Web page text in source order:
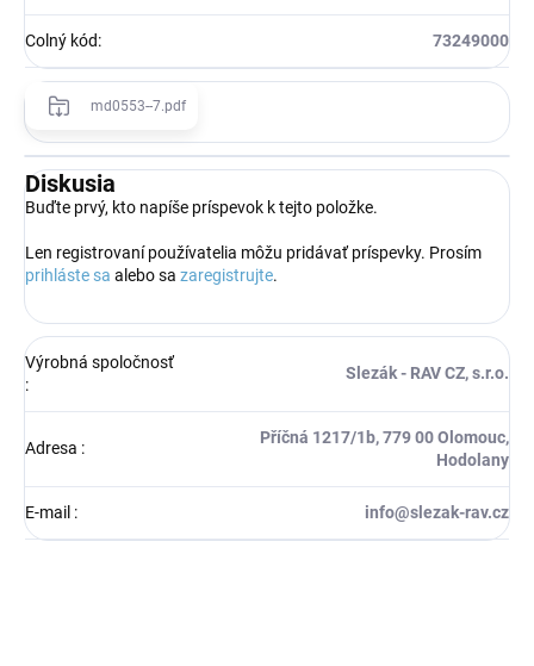
Colný kód: 73249000
md0553--7.pdf
Diskusia
Buďte prvý, kto napíše príspevok k tejto položke.
Len registrovaní používatelia môžu pridávať príspevky. Prosím
prihláste sa alebo sa zaregistrujte.
Výrobná spoločnosť
:
Slezák - RAV CZ, s.r.o.
Adresa :
Příčná 1217/1b, 779 00 Olomouc,
Hodolany
E-mail : info@slezak-rav.cz